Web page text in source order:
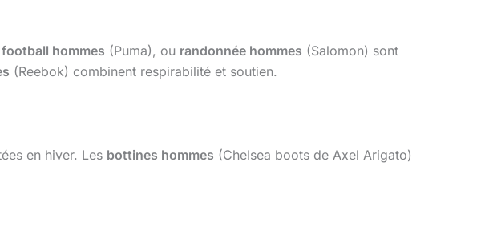
football hommes (Puma), ou randonnée hommes (Salomon) sont
(Reebok) combinent respirabilité et soutien.
en hiver. Les bottines hommes (Chelsea boots de Axel Arigato)